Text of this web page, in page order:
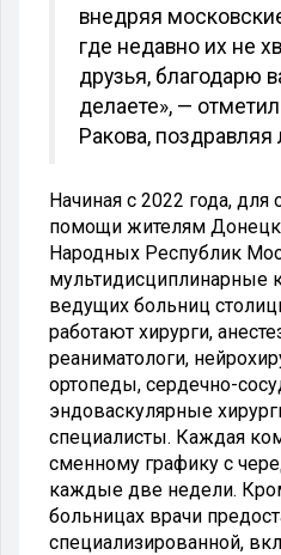
внедряя
где недавно их не
друзья, благодарю
делаете», —
Ракова, поздравляя
Начиная с 2022 года,
помощи жителям
Народных Республик
мультидисциплинарные
ведущих больниц
работают хирурги,
реаниматологи,
ортопеды, сердечно-
эндоваскулярные
специалисты. Каждая
сменному графику с
каждые две недели.
больницах врачи
специализированной,